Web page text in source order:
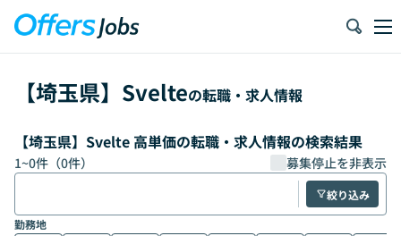
【埼玉県】 Svelteの転職・求人情報
【埼玉県】Svelte 高単価の転職・求人情報の検索結果
1~0件（0件） 募集停止を非表示
絞り込み
勤務地